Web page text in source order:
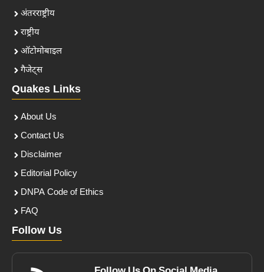
अंतरराष्ट्रीय
राष्ट्रीय
ऑटोमोबाइल
गैजेट्स
Quakes Links
About Us
Contact Us
Disclaimer
Editorial Policy
DNPA Code of Ethics
FAQ
Follow Us